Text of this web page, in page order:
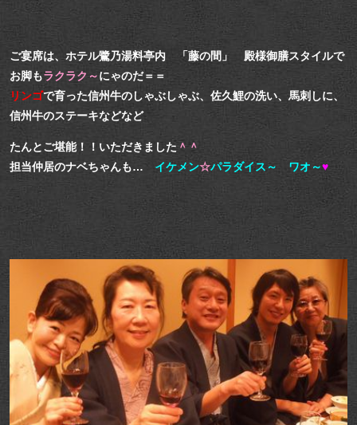
ご宴席は、ホテル鷺乃湯料亭内 「藤の間」 殿様御膳スタイルで
お脚もラクラク～にゃのだ＝＝
リンゴで育った信州牛のしゃぶしゃぶ、佐久鯉の洗い、馬刺しに、
信州牛のステーキなどなど
たんとご堪能！！いただきました ＾＾
担当仲居のナベちゃんも… イケメン☆パラダイス～ ワオ～♥